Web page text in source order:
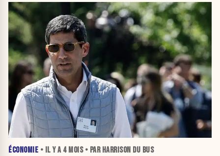
ÉCONOMIE • IL Y A 4 MOIS• PAR HARRISON DU BUS